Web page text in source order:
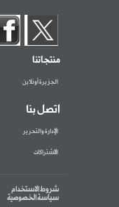
منتجاتنا
الجزيرة أونلاين
اتصل بنا
الإدارة والتحرير
الاشتراكات
شروط الاستخدام
سياسة الخصوصية